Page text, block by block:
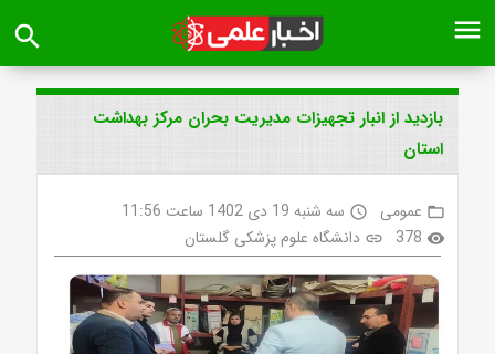
menu
search
بازدید از انبار تجهیزات مدیریت بحران مرکز بهداشت
استان
folder_open عمومی access_time سه شنبه 19 دی 1402 ساعت 11:56
visibility
378
link دانشگاه علوم پزشکی گلستان